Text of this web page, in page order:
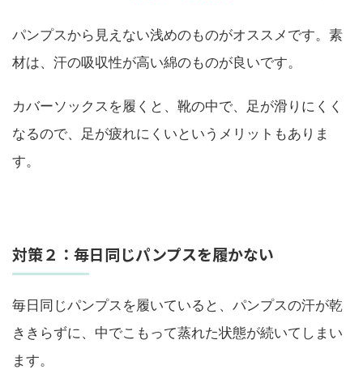
パンプスから見えない浅めのものがオススメです。素
材は、汗の吸収性が高い綿のものが良いです。
カバーソックスを履くと、靴の中で、足が滑りにくく
なるので、足が疲れにくいというメリットもありま
す。
対策２：毎日同じパンプスを履かない
毎日同じパンプスを履いていると、パンプスの汗が乾
ききらずに、中でこもって蒸れた状態が続いてしまい
ます。